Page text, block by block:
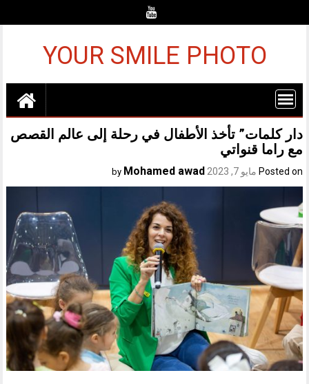
YOUR SMILE PHOTO
دار كلمات” تأخذ الأطفال في رحلة إلى عالم القصص
مع راما قنواتي
Posted on مايو 7, 2023 Mohamed awad